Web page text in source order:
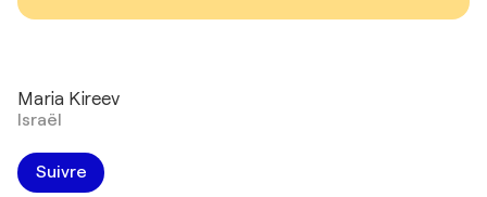
Maria Kireev
Israël
Suivre